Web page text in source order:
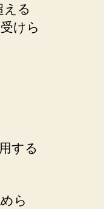
える
けら
する
ら